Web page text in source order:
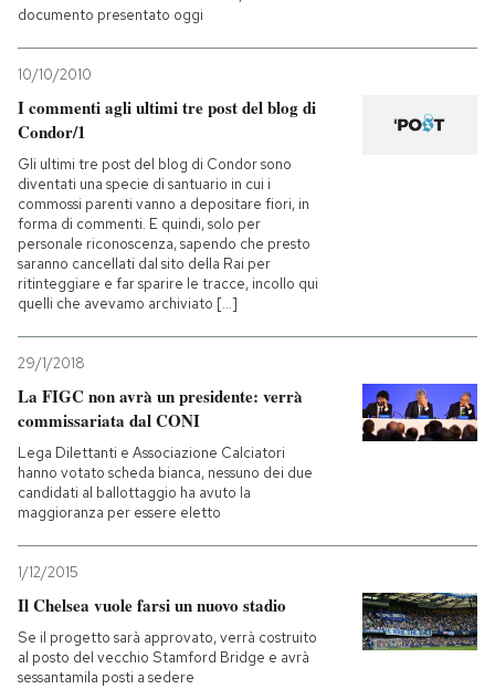
documento presentato oggi
10/10/2010
I commenti agli ultimi tre post del blog di
Condor/1
Gli ultimi tre post del blog di Condor sono
diventati una specie di santuario in cui i
commossi parenti vanno a depositare fiori, in
forma di commenti. E quindi, solo per
personale riconoscenza, sapendo che presto
saranno cancellati dal sito della Rai per
ritinteggiare e far sparire le tracce, incollo qui
quelli che avevamo archiviato [...]
29/1/2018
La FIGC non avrà un presidente: verrà
commissariata dal CONI
Lega Dilettanti e Associazione Calciatori
hanno votato scheda bianca, nessuno dei due
candidati al ballottaggio ha avuto la
maggioranza per essere eletto
1/12/2015
Il Chelsea vuole farsi un nuovo stadio
Se il progetto sarà approvato, verrà costruito
al posto del vecchio Stamford Bridge e avrà
sessantamila posti a sedere